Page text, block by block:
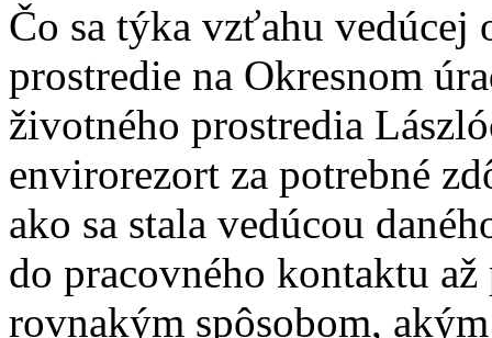
Čo sa týka vzťahu
prostredie na Okresnom
životného prostredia
envirorezort za potrebné
ako sa stala vedúcou
do pracovného kontaktu
rovnakým spôsobom,